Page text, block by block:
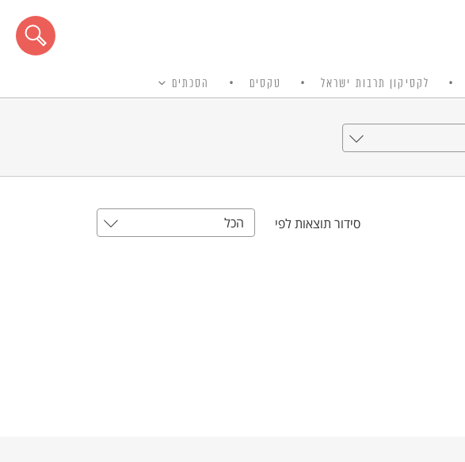
לקסיקון תרבות ישראל טקסים הסכתים
סידור תוצאות לפי הכל